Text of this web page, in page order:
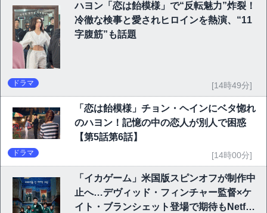
ハヨン「恋は飴模様」で“反転魅力”炸裂！
冷徹な検事と愛されヒロインを熱演、“11
字腹筋”も話題
ドラマ [14時49分]
「恋は飴模様」チョン・ヘインにベタ惚れ
のハヨン！記憶の中の恋人が別人で困惑
【第5話第6話】
ドラマ [14時00分]
「イカゲーム」米国版スピンオフが制作中
止へ…デヴィッド・フィンチャー監督×ケ
イト・ブランシェット登場で期待もNetflix